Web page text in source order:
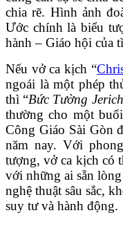
chia rẽ. Hình ảnh
Ước chính là biểu
hành – Giáo hội của
Nếu vở ca kịch “
ngoái là một phép
thì “Bức Tường
thường cho một
Công Giáo Sài Gòn
năm nay. Với
tượng, vở ca kịch có
với những ai sẵn
nghệ thuật sâu sắc,
suy tư và hành động.